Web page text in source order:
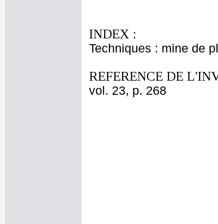
INDEX :
Techniques : mine de
REFERENCE DE
vol. 23, p. 268